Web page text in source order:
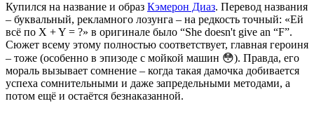
Купился на название и образ Кэмерон Диаз. Перевод названия
– буквальный, рекламного лозунга – на редкость точный: «Ей
всё по X + Y = ?» в оригинале было “She doesn't give an “F”.
Сюжет всему этому полностью соответствует, главная героиня
– тоже (особенно в эпизоде с мойкой машин 😳). Правда, его
мораль вызывает сомнение – когда такая дамочка добивается
успеха сомнительными и даже запредельными методами, а
потом ещё и остаётся безнаказанной.